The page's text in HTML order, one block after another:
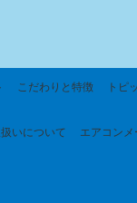
こだわりと特徴 トピ
いについて エアコン